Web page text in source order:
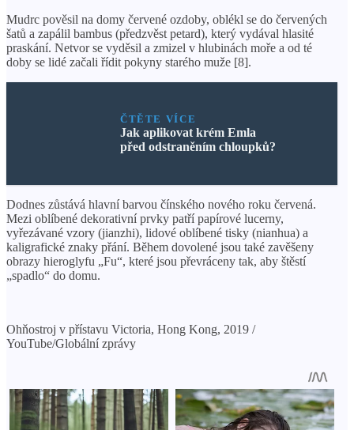
Mudrc pověsil na domy červené ozdoby, oblékl se do červených
šatů a zapálil bambus (předzvěst petard), který vydával hlasité
praskání. Netvor se vyděsil a zmizel v hlubinách moře a od té
doby se lidé začali řídit pokyny starého muže [8].
ČTĚTE VÍCE
Jak aplikovat krém Emla
před odstraněním chloupků?
Dodnes zůstává hlavní barvou čínského nového roku červená.
Mezi oblíbené dekorativní prvky patří papírové lucerny,
vyřezávané vzory (jianzhi), lidové oblíbené tisky (nianhua) a
kaligrafické znaky přání. Během dovolené jsou také zavěšeny
obrazy hieroglyfu „Fu“, které jsou převráceny tak, aby štěstí
„spadlo“ do domu.
Ohňostroj v přístavu Victoria, Hong Kong, 2019 /
YouTube/Globální zprávy